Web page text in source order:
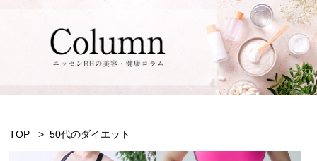
TOP 50代のダイエット